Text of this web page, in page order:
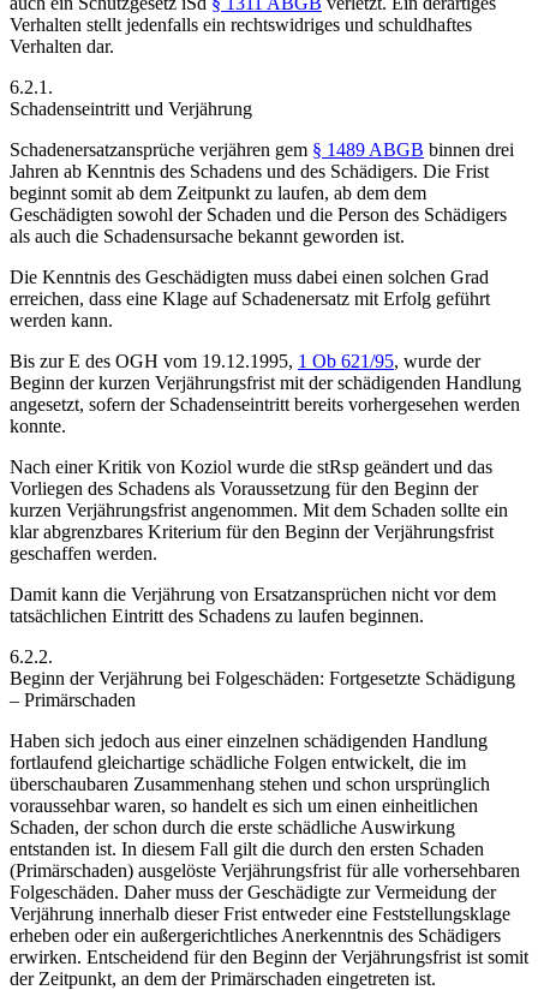
Verhalten stellt jedenfalls ein rechtswidriges und schuldhaftes
Verhalten dar.
6.2.1.
Schadenseintritt und Verjährung
Schadenersatzansprüche verjähren gem § 1489 ABGB binnen drei
Jahren ab Kenntnis des Schadens und des Schädigers. Die Frist
beginnt somit ab dem Zeitpunkt zu laufen, ab dem dem
Geschädigten sowohl der Schaden und die Person des Schädigers
als auch die Schadensursache bekannt geworden ist.
Die Kenntnis des Geschädigten muss dabei einen solchen Grad
erreichen, dass eine Klage auf Schadenersatz mit Erfolg geführt
werden kann.
Bis zur E des OGH vom 19.12.1995, 1 Ob 621/95, wurde der
Beginn der kurzen Verjährungsfrist mit der schädigenden Handlung
angesetzt, sofern der Schadenseintritt bereits vorhergesehen werden
konnte.
Nach einer Kritik von Koziol wurde die stRsp geändert und das
Vorliegen des Schadens als Voraussetzung für den Beginn der
kurzen Verjährungsfrist angenommen. Mit dem Schaden sollte ein
klar abgrenzbares Kriterium für den Beginn der Verjährungsfrist
geschaffen werden.
Damit kann die Verjährung von Ersatzansprüchen nicht vor dem
tatsächlichen Eintritt des Schadens zu laufen beginnen.
6.2.2.
Beginn der Verjährung bei Folgeschäden: Fortgesetzte Schädigung
– Primärschaden
Haben sich jedoch aus einer einzelnen schädigenden Handlung
fortlaufend gleichartige schädliche Folgen entwickelt, die im
überschaubaren Zusammenhang stehen und schon ursprünglich
voraussehbar waren, so handelt es sich um einen einheitlichen
Schaden, der schon durch die erste schädliche Auswirkung
entstanden ist. In diesem Fall gilt die durch den ersten Schaden
(Primärschaden) ausgelöste Verjährungsfrist für alle vorhersehbaren
Folgeschäden. Daher muss der Geschädigte zur Vermeidung der
Verjährung innerhalb dieser Frist entweder eine Feststellungsklage
erheben oder ein außergerichtliches Anerkenntnis des Schädigers
erwirken. Entscheidend für den Beginn der Verjährungsfrist ist somit
der Zeitpunkt, an dem der Primärschaden eingetreten ist.